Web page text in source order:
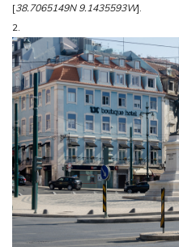
[38.7065149N 9.1435593W].
2.